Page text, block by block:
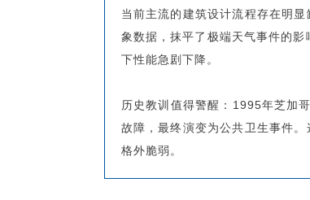
当前主流的建筑设计流程存在明
象数据，抹平了极端天气事件的
下性能急剧下降。
历史教训值得警醒：1995年芝加
故障，最终演变为公共卫生事件
格外脆弱。